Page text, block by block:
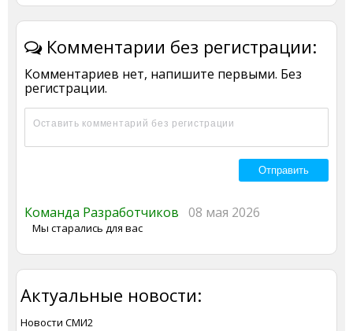
Комментарии без регистрации:
Комментариев нет, напишите первыми. Без
регистрации.
Команда Разработчиков 08 мая 2026
Мы старались для вас
Актуальные новости:
Новости СМИ2